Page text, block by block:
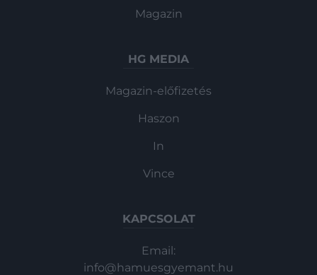
Magazin
HG MEDIA
Magazin-előfizetés
Haszon
In
Vince
KAPCSOLAT
Email:
info@hamuesgyemant.hu